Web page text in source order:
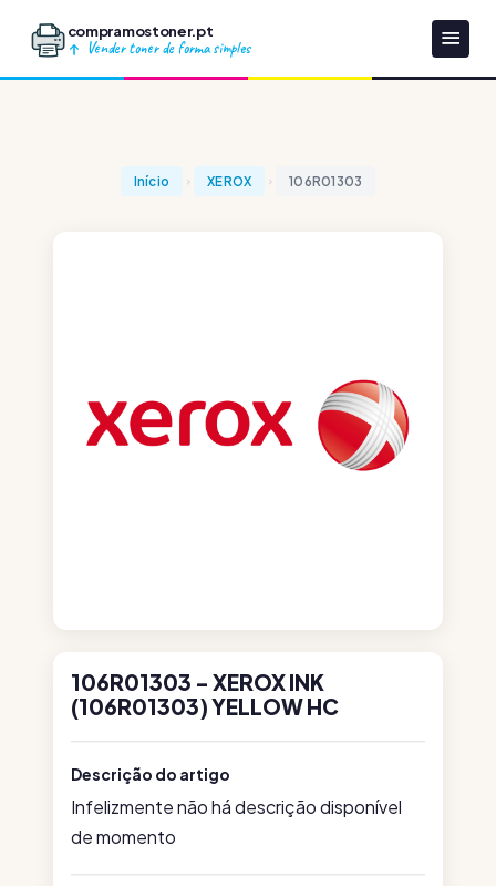
compramostoner.pt
Vender toner de forma simples
Início XEROX 106R01303
106R01303 - XEROX INK
(106R01303) YELLOW HC
Descrição do artigo
Infelizmente não há descrição disponível
de momento